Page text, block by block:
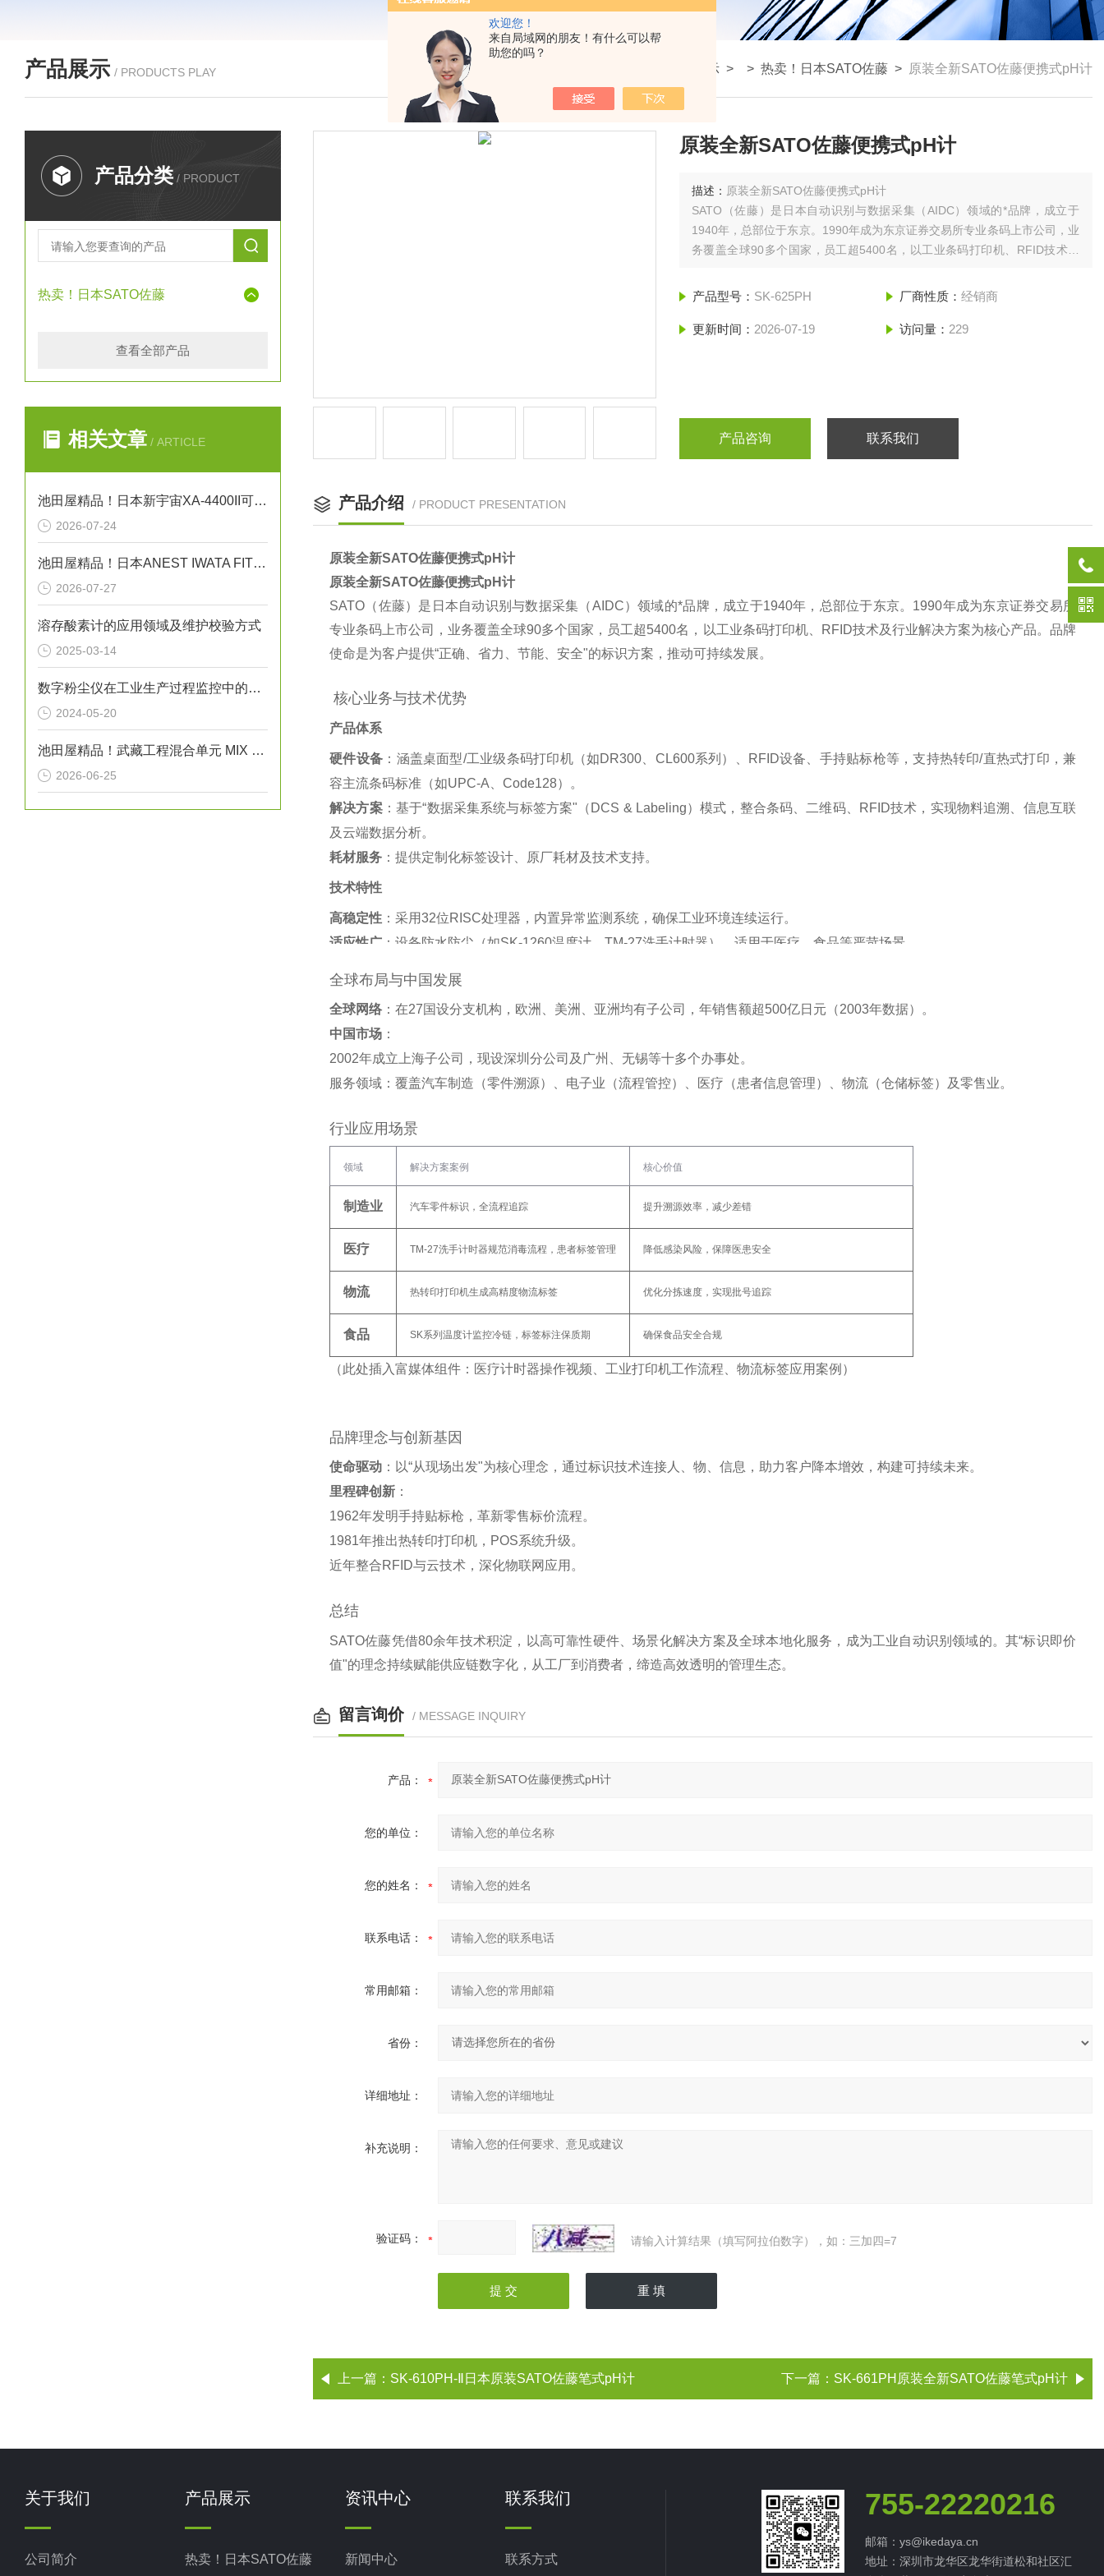
欢迎您！
来自局域网的朋友！有什么可以帮
助您的吗？
产品展示 / PRODUCTS PLAY 产品展示 > > 热卖！日本SATO佐藤 > 原装全新SATO佐藤便携式pH计
产品分类 / PRODUCT
热卖！日本SATO佐藤
查看全部产品
相关文章 / ARTICLE
池田屋精品！日本新宇宙XA-4400II可穿戴式多气体检测仪
2026-07-24
池田屋精品！日本ANEST IWATA FIT13064B无油活塞式空压机
2026-07-27
溶存酸素计的应用领域及维护校验方式
2025-03-14
数字粉尘仪在工业生产过程监控中的应用
2024-05-20
池田屋精品！武藏工程混合单元 MIX MASTER MB-30E-02 参数介绍
2026-06-25
原装全新SATO佐藤便携式pH计
描述： 原装全新SATO佐藤便携式pH计
SATO（佐藤）是日本自动识别与数据采集（AIDC）领域的*品牌，成立于
1940年，总部位于东京。1990年成为东京证券交易所专业条码上市公司，业
务覆盖全球90多个国家，员工超5400名，以工业条码打印机、RFID技术及
全"的标识方案，推动可持续发展‌。
产品型号： SK-625PH 厂商性质： 经销商
更新时间： 2026-07-19 访问量： 229
产品咨询 联系我们
产品介绍 / PRODUCT PRESENTATION
原装全新SATO佐藤便携式pH计
原装全新SATO佐藤便携式pH计
SATO（佐藤）是日本自动识别与数据采集（AIDC）领域的*品牌，成立于1940年，总部位于东京。1990年成为东京证券交易所
专业条码上市公司，业务覆盖全球90多个国家，员工超5400名，以工业条码打印机、RFID技术及行业解决方案为核心产品。品牌
使命是为客户提供“正确、省力、节能、安全"的标识方案，推动可持续发展‌。
️ 核心业务与技术优势
产品体系
硬件设备 ‌：涵盖桌面型/工业级条码打印机（如DR300、CL600系列）、RFID设备、手持贴标枪等，支持热转印/直热式打印，兼
容主流条码标准（如UPC-A、Code128）‌。
解决方案‌：基于“数据采集系统与标签方案"（DCS & Labeling）模式，整合条码、二维码、RFID技术，实现物料追溯、信息互联
及云端数据分析‌。
耗材服务 ‌：提供定制化标签设计、原厂耗材及技术支持‌。
技术特性
高稳定性 ‌：采用32位RISC处理器，内置异常监测系统，确保工业环境连续运行‌。
适应性广 ‌：设备防水防尘（如SK-1260温度计、TM-27洗手计时器），适用于医疗、食品等严苛场景‌。
全球布局与中国发展
全球网络 ‌：在27国设分支机构，欧洲、美洲、亚洲均有子公司，年销售额超500亿日元（2003年数据）‌。
中国市场 ‌：
2002年成立上海子公司，现设深圳分公司及广州、无锡等十多个办事处‌。
服务领域：覆盖汽车制造（零件溯源）、电子业（流程管控）、医疗（患者信息管理）、物流（仓储标签）及零售业‌。
行业应用场景
领域 解决方案案例 核心价值
制造业 汽车零件标识，全流程追踪 提升溯源效率，减少差错‌
医疗 TM-27洗手计时器规范消毒流程，患者标签管理 降低感染风险，保障医患安全‌
物流 热转印打印机生成高精度物流标签 优化分拣速度，实现批号追踪‌
食品 SK系列温度计监控冷链，标签标注保质期 确保食品安全合规‌
（此处插入富媒体组件：医疗计时器操作视频、工业打印机工作流程、物流标签应用案例）
品牌理念与创新基因
使命驱动 ‌：以“从现场出发"为核心理念，通过标识技术连接人、物、信息，助力客户降本增效，构建可持续未来‌。
里程碑创新 ‌：
1962年发明手持贴标枪，革新零售标价流程‌。
1981年推出热转印打印机，POS系统升级‌。
近年整合RFID与云技术，深化物联网应用‌。
总结
SATO佐藤凭借80余年技术积淀，以高可靠性硬件、场景化解决方案及全球本地化服务，成为工业自动识别领域的。其“标识即价
值"的理念持续赋能供应链数字化，从工厂到消费者，缔造高效透明的管理生态‌。
留言询价 / MESSAGE INQUIRY
产品：
您的单位：
您的姓名：
联系电话：
常用邮箱：
省份：
详细地址：
补充说明：
验证码： 请输入计算结果（填写阿拉伯数字），如：三加四=7
上一篇： SK-610PH-Ⅱ日本原装SATO佐藤笔式pH计 下一篇： SK-661PH原装全新SATO佐藤笔式pH计
关于我们
公司简介
产品展示
热卖！日本SATO佐藤
资讯中心
新闻中心
联系我们
联系方式
755-22220216
邮箱：ys@ikedaya.cn
地址：深圳市龙华区龙华街道松和社区汇